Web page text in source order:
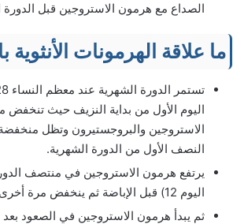
الصداع مع هرمون الاستروجين قبل
ما علاقة الهرمونات الأنثوية
اليوم الأول من بداية النزيف حيث
الاستروجين والبروجستيرون وتظل
النصف الأول من الدورة الشهرية.
يرتفع هرمون الاستروجين في منتصف
اليوم 12) قبل الإباضة ثم ينخفض ​​مرة أخرى.
ثم يبدأ هرمون الاستروجين في الصعود